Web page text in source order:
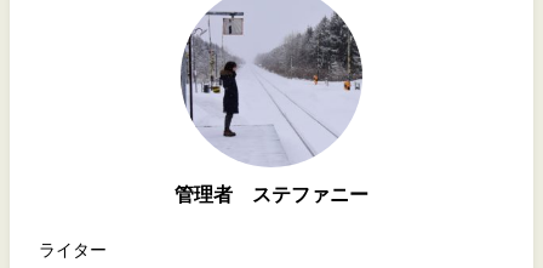
管理者 ステファニー
ライター